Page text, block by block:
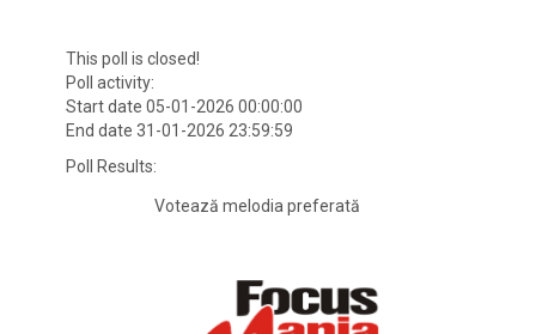
This poll is closed!
Poll activity:
Start date 05-01-2026 00:00:00
End date 31-01-2026 23:59:59
Poll Results:
Votează melodia preferată